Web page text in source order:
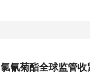
氯氰菊酯全球监管